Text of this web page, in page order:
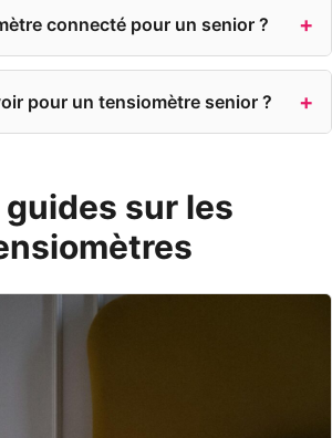
connecté pour un senior ?
pour un tensiomètre senior ?
guides sur les